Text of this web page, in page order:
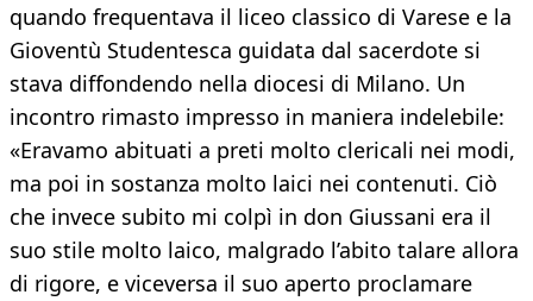
quando frequentava il liceo classico di Varese e la
Gioventù Studentesca guidata dal sacerdote si
stava diffondendo nella diocesi di Milano. Un
incontro rimasto impresso in maniera indelebile:
«Eravamo abituati a preti molto clericali nei modi,
ma poi in sostanza molto laici nei contenuti. Ciò
che invece subito mi colpì in don Giussani era il
suo stile molto laico, malgrado l’abito talare allora
di rigore, e viceversa il suo aperto proclamare